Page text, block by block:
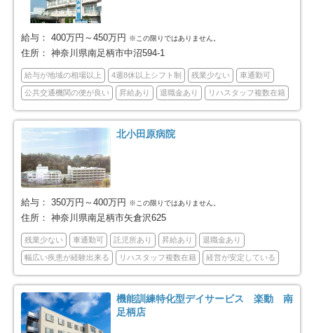
川崎市中原区 63 川崎市高津区 59
川崎市多摩区 川崎市宮前区
川崎市麻生区 42
相模原市緑区 26 相模原市中央区
相模原市南区 79 横須賀市 57
藤沢市 96 小田原市
給与： 400万円～450万円 ※この限りではありません。
住所： 神奈川県南足柄市中沼594-1
給与が地域の相場以上 4週8休以上シフト制 残業少ない 車通勤可
公共交通機関の便が良い 昇給あり 退職金あり リハスタッフ複数在籍
北小田原病院
給与： 350万円～400万円 ※この限りではありません。
住所： 神奈川県南足柄市矢倉沢625
残業少ない 車通勤可 託児所あり 昇給あり 退職金あり
幅広い疾患が経験出来る リハスタッフ複数在籍 経営が安定している
機能訓練特化型デイサービス 楽動 南
足柄店